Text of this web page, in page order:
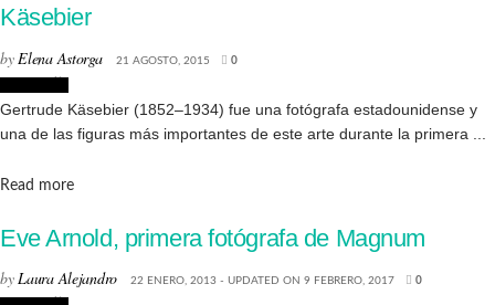
Käsebier
byElena Astorga 21 AGOSTO, 2015 0
Gertrude Käsebier (1852–1934) fue una fotógrafa estadounidense y
una de las figuras más importantes de este arte durante la primera ...
Read moreDetails
Eve Arnold, primera fotógrafa de Magnum
byLaura Alejandro 22 ENERO, 2013 - UPDATED ON 9 FEBRERO, 2017 0